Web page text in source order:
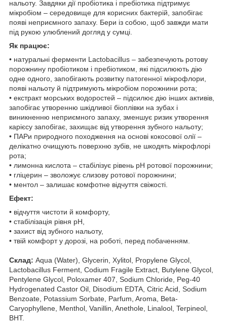
нальоту. Завдяки дії пробіотика і пребіотика підтримує
мікробіом – середовище для корисних бактерій, запобігає
появі неприємного запаху. Бери із собою, щоб завжди мати
під рукою улюблений догляд у сумці.
Як працює:
• натуральні ферменти Lactobacillus – забезпечують ротову
порожнину пробіотиком і пребіотиком, які підсилюють дію
одне одного, запобігають розвитку патогенної мікрофлори,
появі нальоту й підтримують мікробіом порожнини рота;
• екстракт морських водоростей – підсилює дію інших активів,
запобігає утворенню шкідливої біоплівки на зубах і
виникненню неприємного запаху, зменшує ризик утворення
карієсу запобігає, захищає від утворення зубного нальоту;
• ПАРи природного походження на основі кокосової олії –
делікатно очищують поверхню зубів, не шкодять мікрофлорі
рота;
• лимонна кислота – стабілізує рівень рН ротової порожнини;
• гліцерин – зволожує слизову ротової порожнини;
• ментол – залишає комфотне відчуття свіжості.
Ефект:
• відчуття чистоти й комфорту,
• стабілізація рівня рН,
• захист від зубного нальоту,
• твій комфорт у дорозі, на роботі, перед побаченням.
Склад: Aqua (Water), Glycerin, Xylitol, Propylene Glycol,
Lactobacillus Ferment, Codium Fragile Extract, Butylene Glycol,
Pentylene Glycol, Poloxamer 407, Sodium Chloride, Peg-40
Hydrogenated Castor Oil, Disodium EDTA, Citric Acid, Sodium
Benzoate, Potassium Sorbate, Parfum, Aroma, Beta-
Caryophyllene, Menthol, Vanillin, Anethole, Linalool, Terpineol,
BHT.